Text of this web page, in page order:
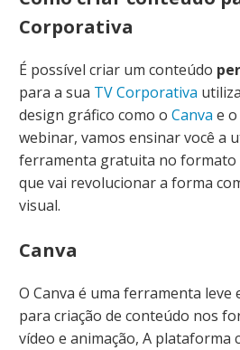
Corporativa
É possível criar um conteúdo
para a sua TV Corporativa
design gráfico como o Canva e o
webinar, vamos ensinar você a
ferramenta gratuita no formato
que vai revolucionar a forma
visual.
Canva
O Canva é uma ferramenta leve
para criação de conteúdo nos
vídeo e animação, A plataforma